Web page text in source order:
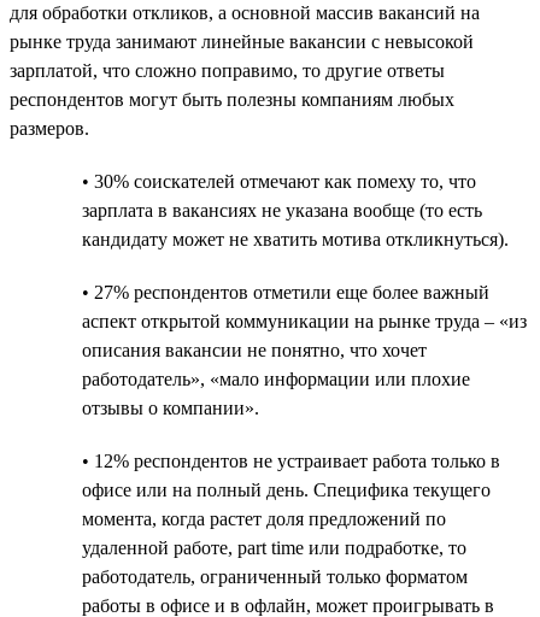
для обработки откликов, а основной массив вакансий на
рынке труда занимают линейные вакансии с невысокой
зарплатой, что сложно поправимо, то другие ответы
респондентов могут быть полезны компаниям любых
размеров.
• 30% соискателей отмечают как помеху то, что
зарплата в вакансиях не указана вообще (то есть
кандидату может не хватить мотива откликнуться).
• 27% респондентов отметили еще более важный
аспект открытой коммуникации на рынке труда – «из
описания вакансии не понятно, что хочет
работодатель», «мало информации или плохие
отзывы о компании».
• 12% респондентов не устраивает работа только в
офисе или на полный день. Специфика текущего
момента, когда растет доля предложений по
удаленной работе, part time или подработке, то
работодатель, ограниченный только форматом
работы в офисе и в офлайн, может проигрывать в